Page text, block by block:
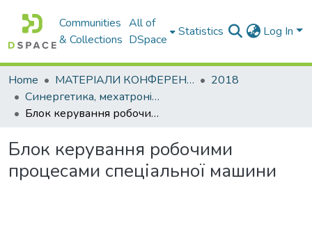
Communities
& Collections
All of
DSpace
Statistics Log In
Home МАТЕРІАЛИ КОНФЕРЕНЦІЙ
2018
Синергетика, мехатронiка, телематика дорожнiх машин i систем у навчальному процесi та науцi
Блок керування робочими процесами спеціальної машини
Блок керування робочими
процесами спеціальної машини